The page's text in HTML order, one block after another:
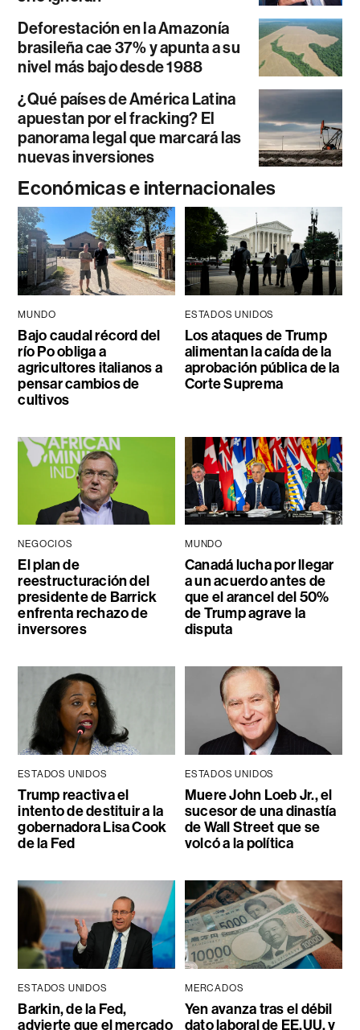
Deforestación en la Amazonía
brasileña cae 37% y apunta a su
nivel más bajo desde 1988
¿Qué países de América Latina
apuestan por el fracking? El
panorama legal que marcará las
nuevas inversiones
Económicas e internacionales
MUNDO
Bajo caudal récord del
río Po obliga a
agricultores italianos a
pensar cambios de
cultivos
ESTADOS UNIDOS
Los ataques de Trump
alimentan la caída de la
aprobación pública de la
Corte Suprema
NEGOCIOS
El plan de
reestructuración del
presidente de Barrick
enfrenta rechazo de
inversores
MUNDO
Canadá lucha por llegar
a un acuerdo antes de
que el arancel del 50%
de Trump agrave la
disputa
ESTADOS UNIDOS
Trump reactiva el
intento de destituir a la
gobernadora Lisa Cook
de la Fed
ESTADOS UNIDOS
Muere John Loeb Jr., el
sucesor de una dinastía
de Wall Street que se
volcó a la política
ESTADOS UNIDOS
Barkin, de la Fed,
advierte que el mercado
MERCADOS
Yen avanza tras el débil
dato laboral de EE.UU. y